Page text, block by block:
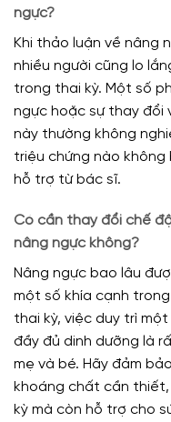
ngực?
Khi thảo luận về nâng
nhiều người cũng lo
trong thai kỳ. Một số
ngực hoặc sự thay đổi
này thường không
triệu chứng nào không
hỗ trợ từ bác sĩ.
Có cần thay đổi chế
nâng ngực không?
Nâng ngực bao lâu
một số khía cạnh
thai kỳ, việc duy trì
đầy đủ dinh dưỡng là
mẹ và bé. Hãy đảm
khoáng chất cần
kỳ mà còn hỗ trợ cho